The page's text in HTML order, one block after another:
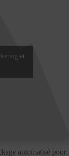
et
automatisé pour